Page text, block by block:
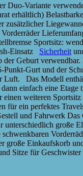
Variante
erhältlich)
zusätzlicher
Sportsitz:
Einsatz Sicherheit
Geburt
Gurt und der
Luft. Das Modell
einfach eine Etage
weiteren
für ein perfektes
und Fahrwerk Das
große
schwenkbaren
große Einkaufskorb
Sitze für Geschwister